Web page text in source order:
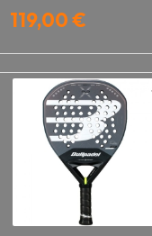
119,00 €